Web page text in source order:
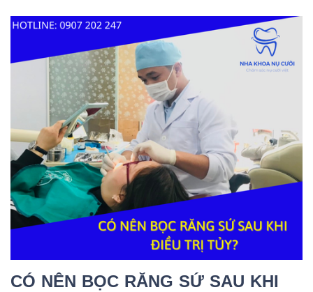
CÓ NÊN BỌC RĂNG SỨ SAU KHI